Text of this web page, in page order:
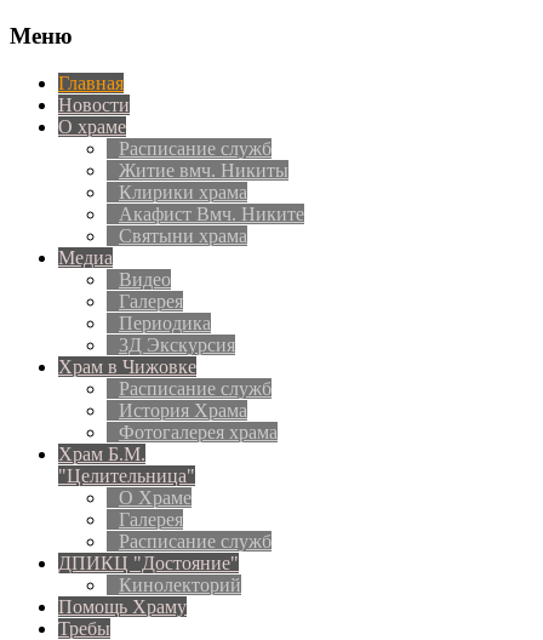
Меню
Главная
Новости
О храме
Расписание служб
Житие вмч. Никиты
Клирики храма
Акафист Вмч. Никите
Святыни храма
Медиа
Видео
Галерея
Периодика
3Д Экскурсия
Храм в Чижовке
Расписание служб
История Храма
Фотогалерея храма
Храм Б.М.
"Целительница"
О Храме
Галерея
Расписание служб
ДПИКЦ "Достояние"
Кинолекторий
Помощь Храму
Требы